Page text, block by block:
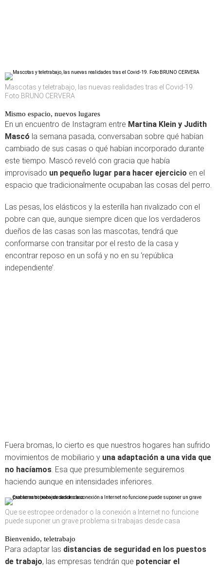
Mascotas y teletrabajo, las nuevas realidades tras el Covid-19.
Foto BRUNO CERVERA
Mismo espacio, nuevos lugares
En un encuentro de Instagram entre Martina Klein y Judith
Mascó la semana pasada, conversaban sobre qué habían
cambiado de sus casas o qué habían incorporado durante
este tiempo. Mascó reveló con gracia que había
improvisado un pequeño lugar para hacer ejercicio en el
espacio que tradicionalmente ocupaban las cosas del perro.
Las pesas, los elásticos y la esterilla han rivalizado con el
pobre can que, aunque siempre dicen que los verdaderos
dueños de las casas son las mascotas, tendrá que
conformarse con transitar por el resto de la casa y
encontrar reposo en un sofá y no en su ‘república
independiente’.
Fuera bromas, lo cierto es que nuestros hogares han sufrido
movimientos de mobiliario y una adaptación a una vida que
no hacíamos. Esa que presumiblemente seguiremos
haciendo aunque en intensidades inferiores.
Que se estropee ordenador o la conexión a Internet no funcione
puede suponer un grave problema si trabajas desde casa
Bienvenido, teletrabajo
Para adaptar las distancias de seguridad en los puestos
de trabajo, las empresas tendrán que potenciar el